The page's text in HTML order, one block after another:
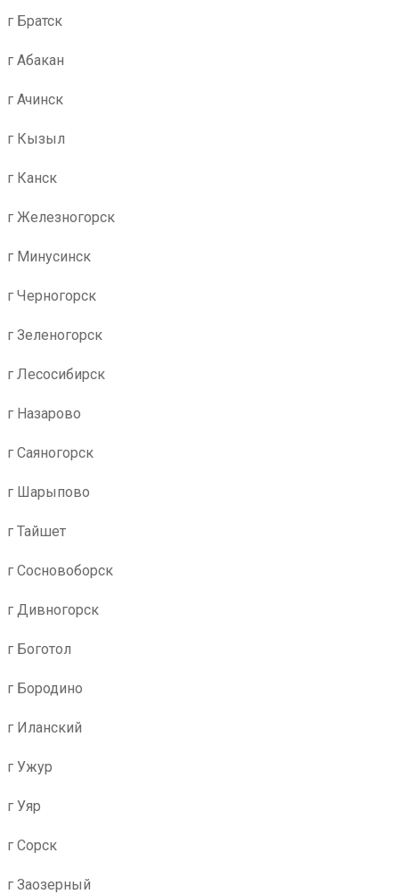
г Братск
г Абакан
г Ачинск
г Кызыл
г Канск
г Железногорск
г Минусинск
г Черногорск
г Зеленогорск
г Лесосибирск
г Назарово
г Саяногорск
г Шарыпово
г Тайшет
г Сосновоборск
г Дивногорск
г Боготол
г Бородино
г Иланский
г Ужур
г Уяр
г Сорск
г Заозерный